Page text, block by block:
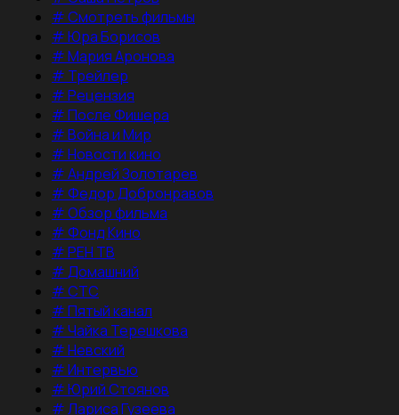
#Смотреть фильмы
#Юра Борисов
#Мария Аронова
# Трейлер
#Рецензия
#После Фишера
#Война и Мир
#Новости кино
#Андрей Золотарев
#Федор Добронравов
#Обзор фильма
#Фонд Кино
#РЕН ТВ
#Домашний
#СТС
#Пятый канал
#Чайка Терешкова
#Невский
#Интервью
#Юрий Стоянов
#Лариса Гузеева